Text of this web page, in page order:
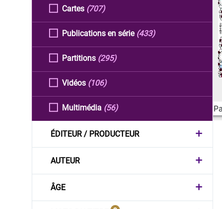
Cartes (707)
Publications en série (433)
Partitions (295)
Vidéos (106)
Multimédia (56)
ÉDITEUR / PRODUCTEUR
AUTEUR
ÂGE